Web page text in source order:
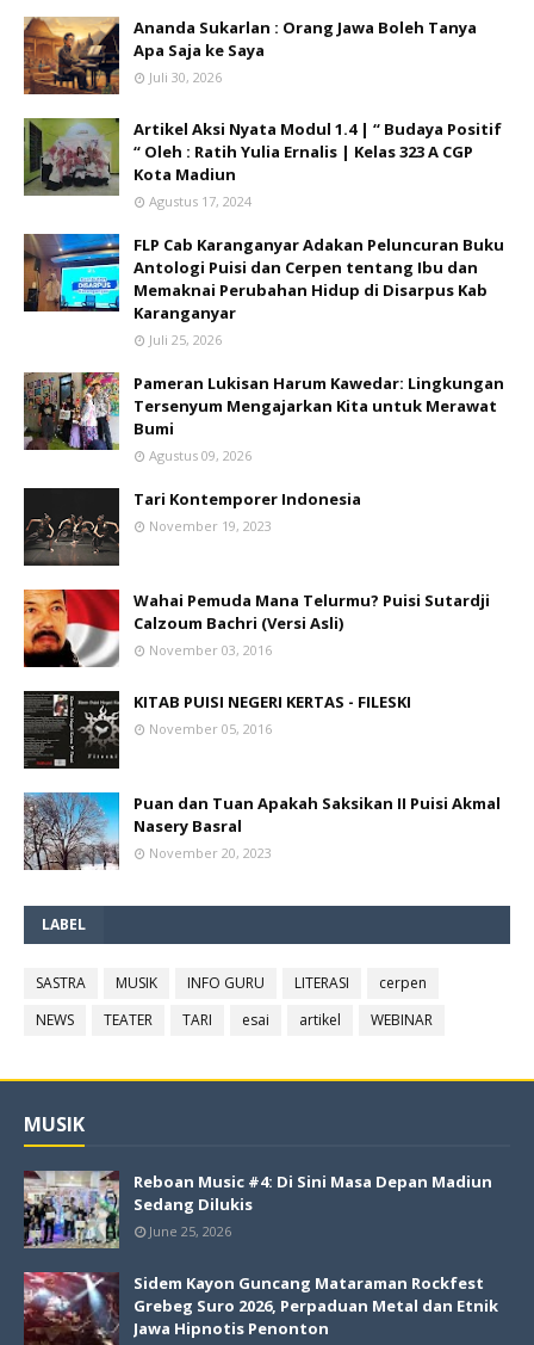
Ananda Sukarlan : Orang Jawa Boleh Tanya
Apa Saja ke Saya
Juli 30, 2026
Artikel Aksi Nyata Modul 1.4 | “ Budaya Positif
“ Oleh : Ratih Yulia Ernalis | Kelas 323 A CGP
Kota Madiun
Agustus 17, 2024
FLP Cab Karanganyar Adakan Peluncuran Buku
Antologi Puisi dan Cerpen tentang Ibu dan
Memaknai Perubahan Hidup di Disarpus Kab
Karanganyar
Juli 25, 2026
Pameran Lukisan Harum Kawedar: Lingkungan
Tersenyum Mengajarkan Kita untuk Merawat
Bumi
Agustus 09, 2026
Tari Kontemporer Indonesia
November 19, 2023
Wahai Pemuda Mana Telurmu? Puisi Sutardji
Calzoum Bachri (Versi Asli)
November 03, 2016
KITAB PUISI NEGERI KERTAS - FILESKI
November 05, 2016
Puan dan Tuan Apakah Saksikan II Puisi Akmal
Nasery Basral
November 20, 2023
LABEL
SASTRA MUSIK INFO GURU LITERASI
cerpen
NEWS
TEATER TARI esai artikel WEBINAR
MUSIK
Reboan Music #4: Di Sini Masa Depan Madiun
Sedang Dilukis
June 25, 2026
Sidem Kayon Guncang Mataraman Rockfest
Grebeg Suro 2026, Perpaduan Metal dan Etnik
Jawa Hipnotis Penonton